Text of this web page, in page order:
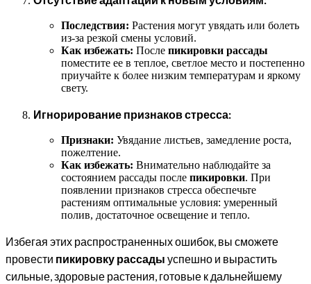
Последствия: Растения могут увядать или болеть
из-за резкой смены условий.
Как избежать: После пикировки рассады
поместите ее в теплое, светлое место и постепенно
приучайте к более низким температурам и яркому
свету.
Игнорирование признаков стресса:
Признаки: Увядание листьев, замедление роста,
пожелтение.
Как избежать: Внимательно наблюдайте за
состоянием рассады после пикировки. При
появлении признаков стресса обеспечьте
растениям оптимальные условия: умеренный
полив, достаточное освещение и тепло.
Избегая этих распространенных ошибок, вы сможете
провести пикировку рассады успешно и вырастить
сильные, здоровые растения, готовые к дальнейшему